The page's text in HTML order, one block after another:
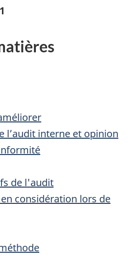
l’audit interne et opinion
de l'audit
considération lors de